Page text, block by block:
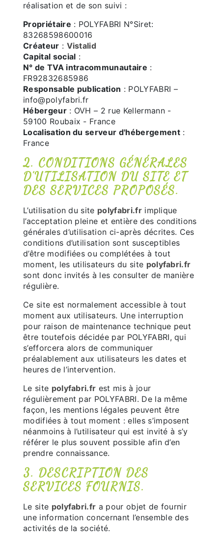
réalisation et de son suivi :
Propriétaire : POLYFABRI N°Siret:
83268598600016
Créateur : Vistalid
Capital social :
N° de TVA intracommunautaire :
FR92832685986
Responsable publication : POLYFABRI –
info@polyfabri.fr
Hébergeur: OVH – 2 rue Kellermann -
59100 Roubaix - France
Localisation du serveur d'hébergement:
France
2. CONDITIONS GÉNÉRALES
D’UTILISATION DU SITE ET
DES SERVICES PROPOSÉS.
L’utilisation du site polyfabri.frimplique
l’acceptation pleine et entière des conditions
générales d’utilisation ci-après décrites. Ces
conditions d’utilisation sont susceptibles
d’être modifiées ou complétées à tout
moment, les utilisateurs du site polyfabri.fr
sont donc invités à les consulter de manière
régulière.
Ce site est normalement accessible à tout
moment aux utilisateurs. Une interruption
pour raison de maintenance technique peut
être toutefois décidée par POLYFABRI, qui
s’efforcera alors de communiquer
préalablement aux utilisateurs les dates et
heures de l’intervention.
Le site polyfabri.fr est mis à jour
régulièrement par POLYFABRI. De la même
façon, les mentions légales peuvent être
modifiées à tout moment : elles s’imposent
néanmoins à l’utilisateur qui est invité à s’y
référer le plus souvent possible afin d’en
prendre connaissance.
3. DESCRIPTION DES
SERVICES FOURNIS.
Le site polyfabri.fr a pour objet de fournir
une information concernant l’ensemble des
activités de la société.